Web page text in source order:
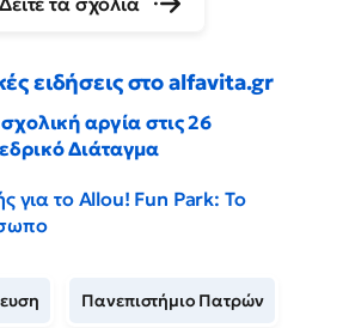
ειδήσεις στο alfavita.gr
αργία στις 26
Διάταγμα
για το Allou! Fun Park: Το
Πανεπιστήμιο Πατρών